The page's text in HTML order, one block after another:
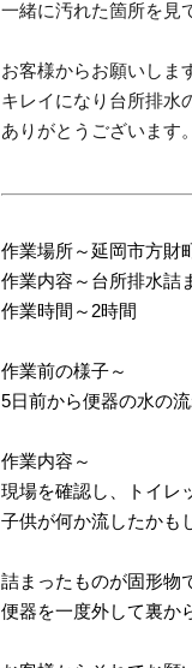
一緒に汚れた箇所を見
お客様からお願いしま
キレイになり台所排水
ありがとうございます。
作業場所～延岡市方財
作業内容～台所排水詰
作業時間～2時間
作業前の様子～
5日前から便器の水の
作業内容～
現場を確認し、トイレ
子供が何か流したかも
詰まったものが固形物
便器を一度外して裏か